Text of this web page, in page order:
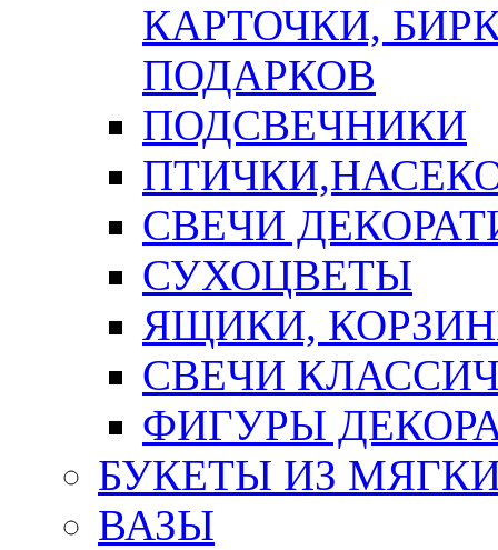
КАРТОЧКИ,
ПОДАРКОВ
ПОДСВЕЧНИКИ
СВЕЧИ
СУХОЦВЕТЫ
ЯЩИКИ,
СВЕЧИ
ФИГУРЫ
БУКЕТЫ ИЗ
ВАЗЫ